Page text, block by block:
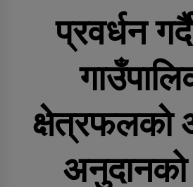
आरोपमा जेठाजु
रोल्पामा खोलाले
मृत्यु
बलात्कार पछि
जन्मदर्ता, कीर्ते
प्रवर्धन
क्षेत्रफलकाे
अनुदानको